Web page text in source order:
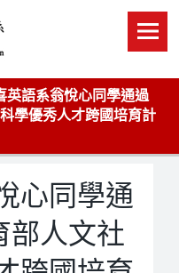
英語系翁悅心同學通過
學優秀人才跨國培育計
心同學通
部人文社